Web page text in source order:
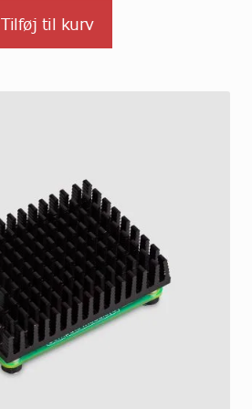
Tilføj til kurv